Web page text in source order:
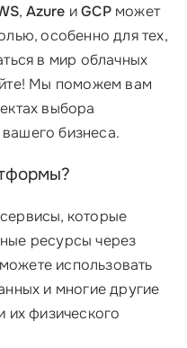
, Azure иGCPможет
особенно для тех,
в мир облачных
Мы поможем вам
выбора
бизнеса.
которые
ресурсы через
использовать
и многие другие
их физического